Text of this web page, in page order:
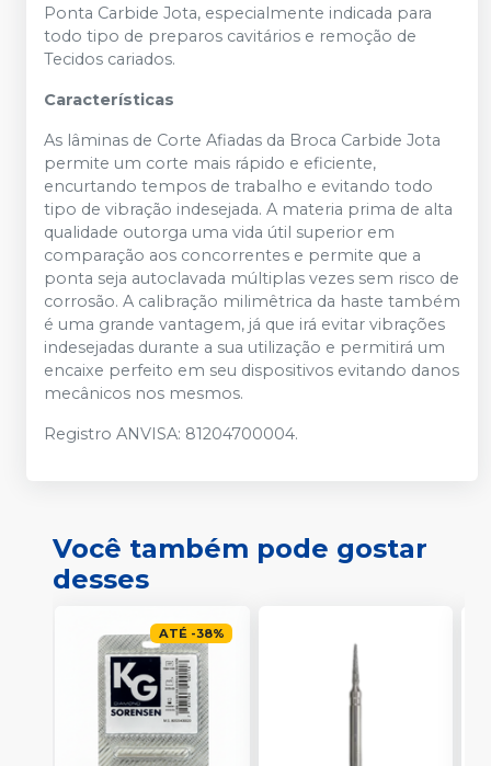
Ponta Carbide Jota, especialmente indicada para
todo tipo de preparos cavitários e remoção de
Tecidos cariados.
Características
As lâminas de Corte Afiadas da Broca Carbide Jota
permite um corte mais rápido e eficiente,
encurtando tempos de trabalho e evitando todo
tipo de vibração indesejada. A materia prima de alta
qualidade outorga uma vida útil superior em
comparação aos concorrentes e permite que a
ponta seja autoclavada múltiplas vezes sem risco de
corrosão. A calibração milimêtrica da haste também
é uma grande vantagem, já que irá evitar vibrações
indesejadas durante a sua utilização e permitirá um
encaixe perfeito em seu dispositivos evitando danos
mecânicos nos mesmos.
Registro ANVISA: 81204700004.
Você também pode gostar
desses
ATÉ -38%